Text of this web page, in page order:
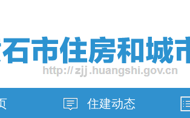
住建动态